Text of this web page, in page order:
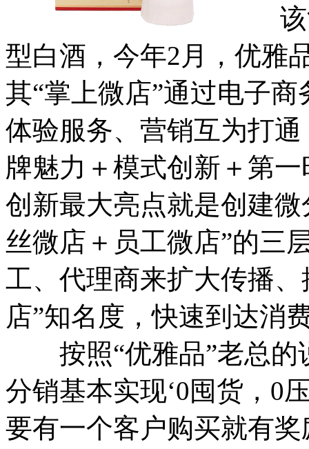
该酒
型白酒，今年2月，优雅
其“掌上微店”通过电子
体验服务、营销互为打
牌魅力＋模式创新＋第
创新最大亮点就是创建
丝微店＋员工微店”的三
工、代理商来扩大传播
店”知名度，快速到达消
按照“优雅品”老总的
分销基本实现‘0囤货，0
要有一个客户购买就有